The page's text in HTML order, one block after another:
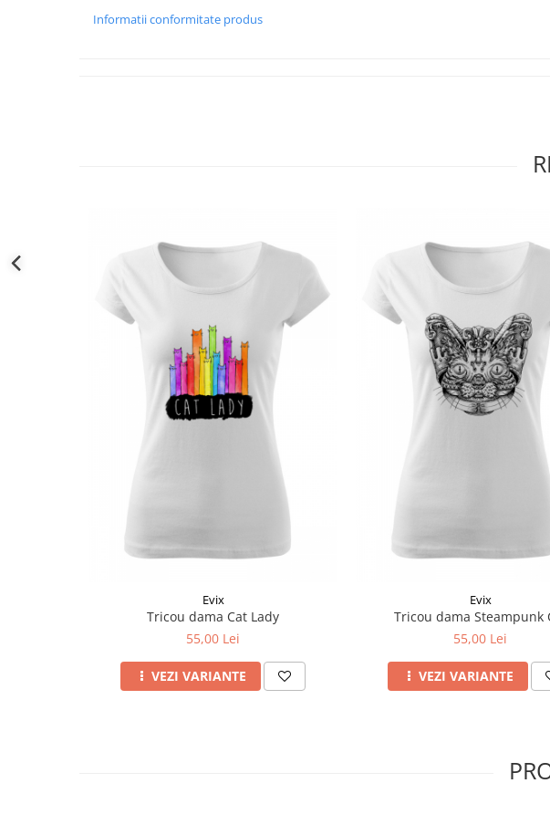
Informatii conformitate produs
Evix
Tricou dama Cat Lady
55,00 Lei
VEZI VARIANTE
Evix
Tricou dama Steampunk
55,00 Lei
VEZI VARIANTE